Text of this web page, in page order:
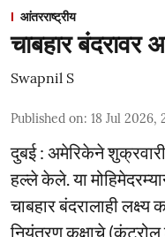
आंतरराष्ट्रीय
चाबहार बंदरावर
Swapnil S
Published on: 18 Jul 2026,
दुबई : अमेरिकेने शुक्रवारी
हल्ले केले. या
चाबहार बंदरालाही
नियंत्रण कक्षाचे